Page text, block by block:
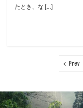
たとき、な […]
Prev